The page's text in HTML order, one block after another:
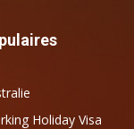
Holiday Visa